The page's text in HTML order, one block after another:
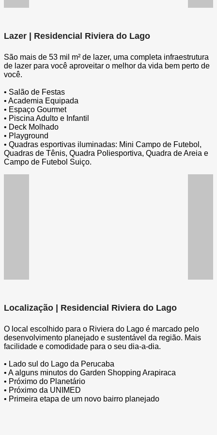
Lazer | Residencial Riviera do Lago
São mais de 53 mil m² de lazer, uma completa infraestrutura
de lazer para você aproveitar o melhor da vida bem perto de
você.
• Salão de Festas
• Academia Equipada
• Espaço Gourmet
• Piscina Adulto e Infantil
• Deck Molhado
• Playground
• Quadras esportivas iluminadas: Mini Campo de Futebol,
Quadras de Tênis, Quadra Poliesportiva, Quadra de Areia e
Campo de Futebol Suiço.
Localização | Residencial Riviera do Lago
O local escolhido para o Riviera do Lago é marcado pelo
desenvolvimento planejado e sustentável da região. Mais
facilidade e comodidade para o seu dia-a-dia.
• Lado sul do Lago da Perucaba
• A alguns minutos do Garden Shopping Arapiraca
• Próximo do Planetário
• Próximo da UNIMED
• Primeira etapa de um novo bairro planejado